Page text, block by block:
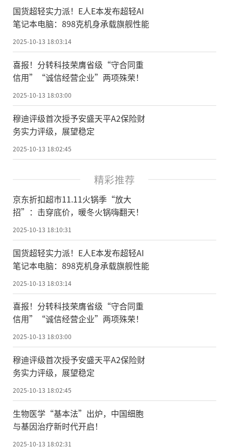
国货超轻实力派！E人E本发布超轻AI
笔记本电脑：898克机身承载旗舰性能
2025-10-13 18:03:14
喜报！分转科技荣膺省级“守合同重
信用”“诚信经营企业”两项殊荣！
2025-10-13 18:03:00
穆迪评级首次授予安盛天平A2保险财
务实力评级，展望稳定
2025-10-13 18:02:45
精彩推荐
京东折扣超市11.11火锅季“放大
招”：击穿底价，暖冬火锅嗨翻天！
2025-10-13 18:10:31
国货超轻实力派！E人E本发布超轻AI
笔记本电脑：898克机身承载旗舰性能
2025-10-13 18:03:14
喜报！分转科技荣膺省级“守合同重
信用”“诚信经营企业”两项殊荣！
2025-10-13 18:03:00
穆迪评级首次授予安盛天平A2保险财
务实力评级，展望稳定
2025-10-13 18:02:45
生物医学“基本法”出炉，中国细胞
与基因治疗新时代开启！
2025-10-13 18:02:31